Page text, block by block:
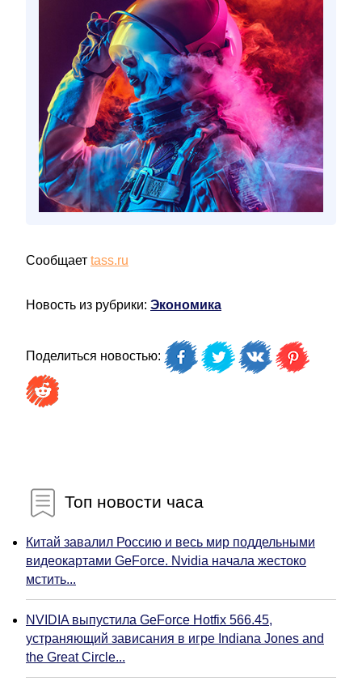
Сообщает tass.ru
Новость из рубрики: Экономика
Поделиться новостью:
Топ новости часа
Китай завалил Россию и весь мир поддельными
видеокартами GeForce. Nvidia начала жестоко
мстить...
NVIDIA выпустила GeForce Hotfix 566.45,
устраняющий зависания в игре Indiana Jones and
the Great Circle...